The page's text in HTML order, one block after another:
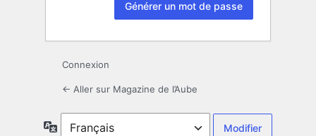
Connexion
← Aller sur Magazine de l’Aube
Langue